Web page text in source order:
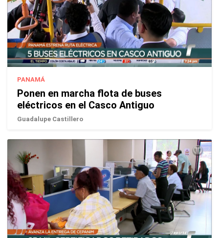
PANAMÁ
Ponen en marcha flota de buses
eléctricos en el Casco Antiguo
Guadalupe Castillero